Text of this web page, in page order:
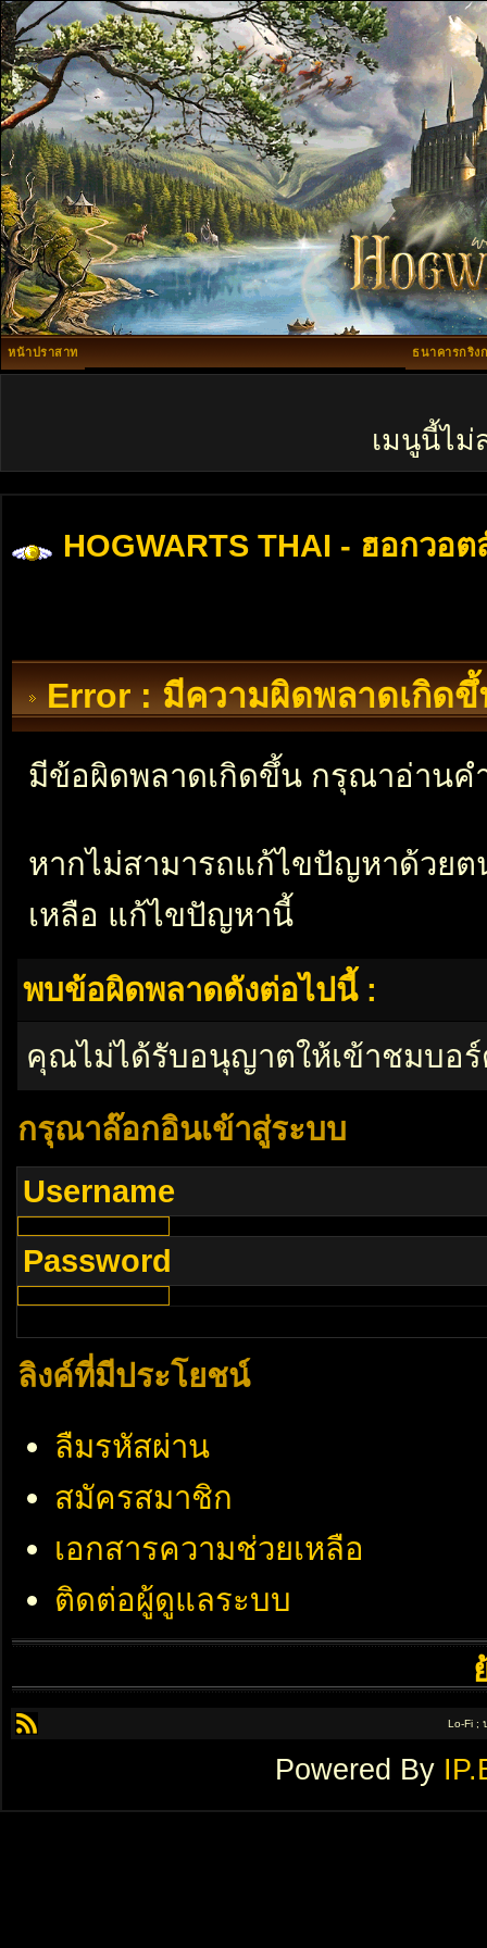
หน้าปราสาท ธนาคารกริง
เมนูนี้ไม่
HOGWARTS THAI - ฮอกวอต
Error : มีความผิดพลาดเกิดขึ้
มีข้อผิดพลาดเกิดขึ้น กรุณาอ่านค
หากไม่สามารถแก้ไขปัญหาด้วย
เหลือ แก้ไขปัญหานี้
พบข้อผิดพลาดดังต่อไปนี้ :
คุณไม่ได้รับอนุญาตให้เข้าชมบอ
กรุณาล๊อกอินเข้าสู่ระบบ
Username
Password
ลิงค์ที่มีประโยชน์
ลืมรหัสผ่าน
สมัครสมาชิก
เอกสารความช่วยเหลือ
ติดต่อผู้ดูแลระบบ
Lo-Fi ;
Powered By